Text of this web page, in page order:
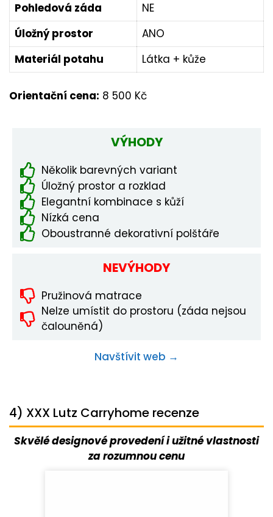
Pohledová záda
NE
Úložný prostor
ANO
Materiál potahu
Látka + kůže
Orientační cena: 8 500 Kč
VÝHODY
Několik barevných variant
Úložný prostor a rozklad
Elegantní kombinace s kůží
Nízká cena
Oboustranné dekorativní polštáře
NEVÝHODY
Pružinová matrace
Nelze umístit do prostoru (záda nejsou
čalouněná)
Navštívit web →
4) XXX Lutz Carryhome recenze
Skvělé designové provedení i užitné vlastnosti
za rozumnou cenu